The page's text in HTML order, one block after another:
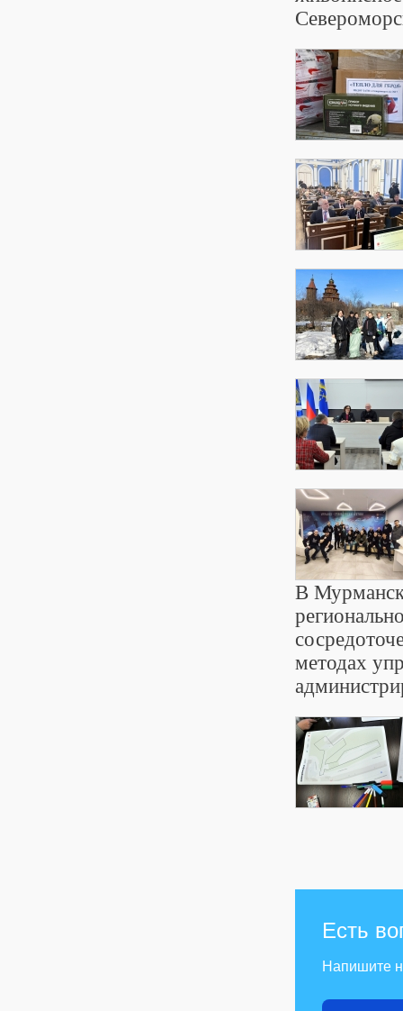
В
методах
Есть
Напишите